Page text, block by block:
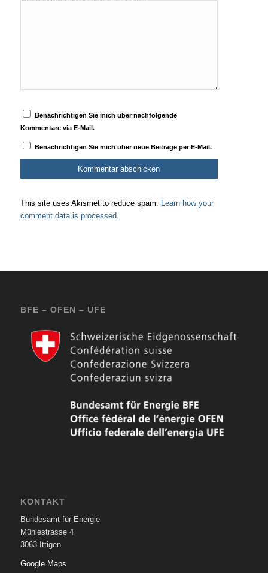
Benachrichtigen Sie mich über nachfolgende
Kommentare via E-Mail.
Benachrichtigen Sie mich über neue Beiträge per E-Mail.
This site uses Akismet to reduce spam. Learn how your
comment data is processed.
BFE – OFEN – UFE
KONTAKT
Bundesamt für Energie
Mühlestrasse 4
3063 Ittigen
Google Maps